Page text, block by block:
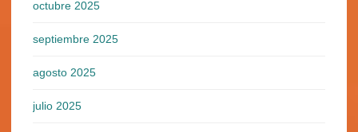
octubre 2025
septiembre 2025
agosto 2025
julio 2025